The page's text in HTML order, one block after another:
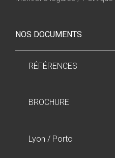
NOS DOCUMENTS
RÉFÉRENCES
BROCHURE
Lyon / Porto